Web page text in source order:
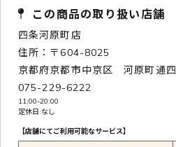
この商品の取り扱い店舗
四条河原町店
住所：〒604-8025
京都府京都市中京区 河原町通四
075-229-6222
11:00-20:00
定休日:なし
【店舗にてご利用可能なサービス】